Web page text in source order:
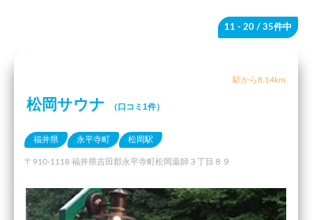
11 - 20 / 35件中
駅から8.14km
松岡サウナ （口コミ1件）
福井県 永平寺町 松岡駅
〒910-1118 福井県吉田郡永平寺町松岡薬師３丁目８９